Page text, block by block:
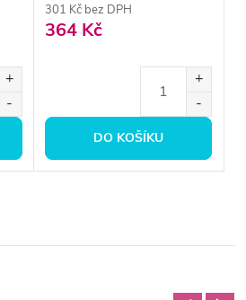
301 Kč bez DPH
364 Kč
DO KOŠÍKU